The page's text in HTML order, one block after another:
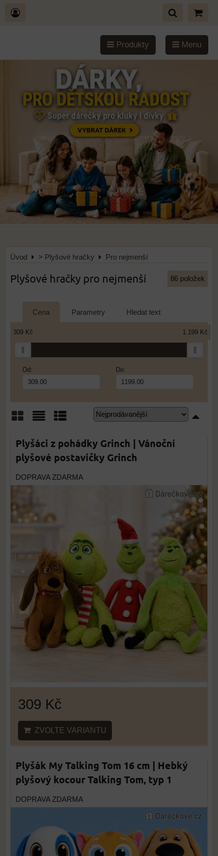
Produkty Menu
Úvod > Plyšové hračky Pro nejmenší
Plyšové hračky pro nejmenší 86 položek
Cena Parametry Hledat text
Od: Do:
309 Kč 1.199 Kč
Plyšáci z pohádky Grinch | Vánoční
plyšové postavičky Grinch
DOPRAVA ZDARMA
309 Kč
ZVOLTE VARIANTU
Plyšák My Talking Tom 16 cm | Hebký
plyšový kocour Talking Tom, typ 1
DOPRAVA ZDARMA